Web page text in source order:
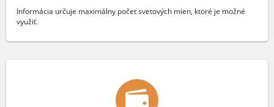
Informácia určuje maximálny počet svetových mien, ktoré je možné
využiť.